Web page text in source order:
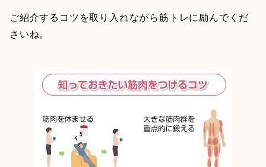
ご紹介するコツを取り入れながら筋トレに励んでくだ
さいね。